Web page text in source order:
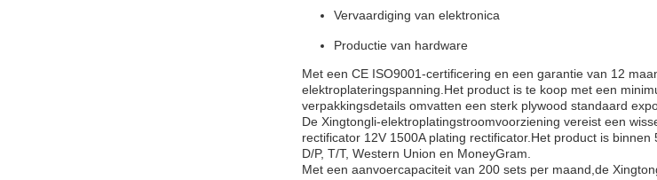
Vervaardiging van elektronica
Productie van hardware
Met een CE ISO9001-certificering en een garantie van 12
elektroplateringspanning.Het product is te koop met een
verpakkingsdetails omvatten een sterk plywood standaard
De Xingtongli-elektroplatingstroomvoorziening vereist een
rectificator 12V 1500A plating rectificator.Het product is
D/P, T/T, Western Union en MoneyGram.
Met een aanvoercapaciteit van 200 sets per maand,de